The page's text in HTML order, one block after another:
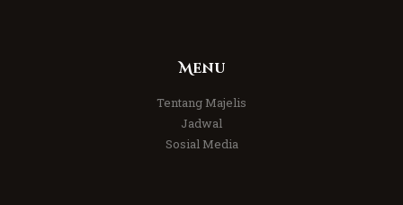
Menu
Tentang Majelis
Jadwal
Sosial Media